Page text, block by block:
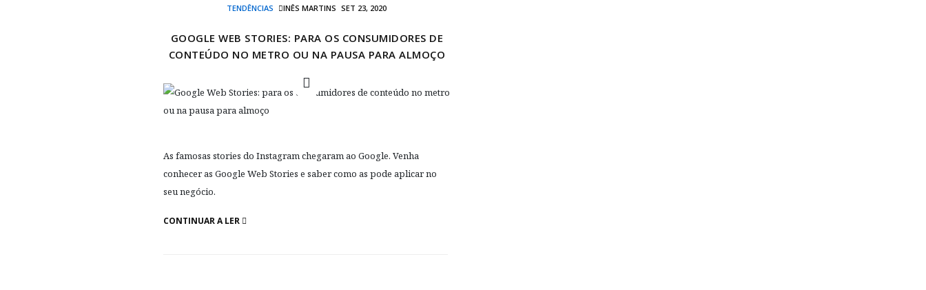
TENDÊNCIAS INÊS MARTINS SET 23, 2020
GOOGLE WEB STORIES: PARA OS CONSUMIDORES DE
CONTEÚDO NO METRO OU NA PAUSA PARA ALMOÇO
As famosas stories do Instagram chegaram ao Google. Venha
conhecer as Google Web Stories e saber como as pode aplicar no
seu negócio.
CONTINUAR A LER